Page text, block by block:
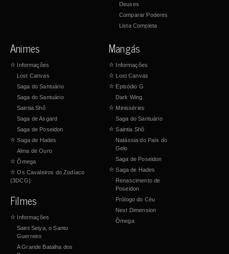
Deuses
Comparar Poderes
Lista Completa
Animes
☆ Informações
Lost Canvas
Saga do Santuário
Saga do Santuário
Saintia Shô
Saga de Asgard
Saga de Poseidon
☆ Saga de Hades
Alma de Ouro
☆ Ômega
☆ Os Cavaleiros do Zodíaco
(3DCG)
Filmes
☆ Informações
Saint Seiya, o Santo
Guerreiro
A Grande Batalha dos
Mangás
☆ Informações
☆ Lost Canvas
☆ Episódio G
Dark Wing
☆ Minisséries
Saga do Santuário
☆ Saintia Shô
Natássia do País do
Gelo
Saga de Poseidon
☆ Saga de Hades
Renascimento de
Poseidon
Prólogo do Céu
Next Dimension
Ômega